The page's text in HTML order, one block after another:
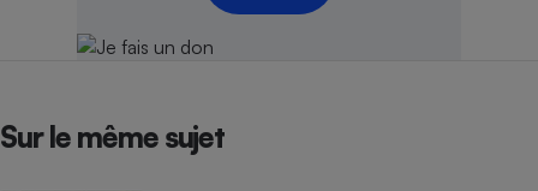
Sur le même sujet